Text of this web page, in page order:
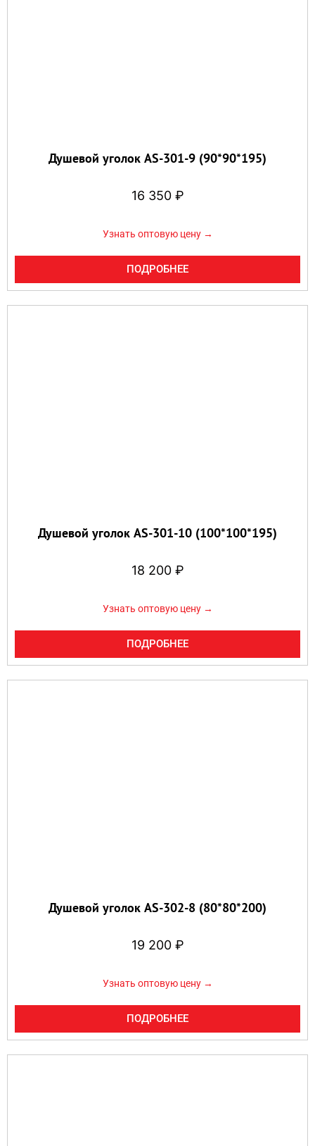
Душевой уголок AS-301-9 (90*90*195)
16 350 ₽
Узнать оптовую цену →
ПОДРОБНЕЕ
Душевой уголок AS-301-10 (100*100*195)
18 200 ₽
Узнать оптовую цену →
ПОДРОБНЕЕ
Душевой уголок AS-302-8 (80*80*200)
19 200 ₽
Узнать оптовую цену →
ПОДРОБНЕЕ